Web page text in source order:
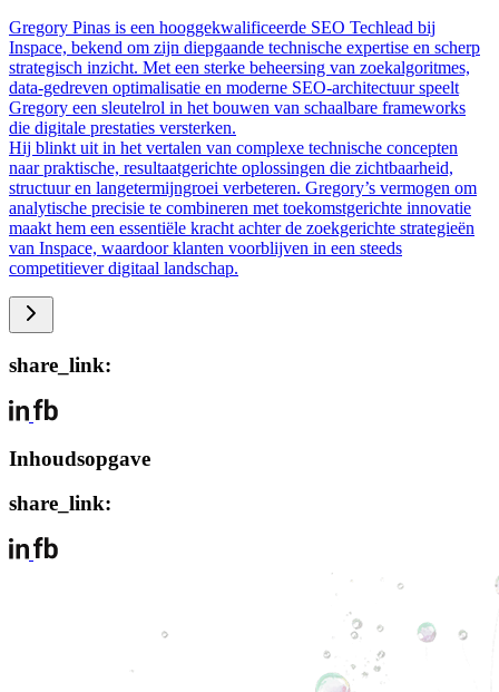
Gregory Pinas is een hooggekwalificeerde SEO Techlead bij
Inspace, bekend om zijn diepgaande technische expertise en scherp
strategisch inzicht. Met een sterke beheersing van zoekalgoritmes,
data-gedreven optimalisatie en moderne SEO-architectuur speelt
Gregory een sleutelrol in het bouwen van schaalbare frameworks
die digitale prestaties versterken.
Hij blinkt uit in het vertalen van complexe technische concepten
naar praktische, resultaatgerichte oplossingen die zichtbaarheid,
structuur en langetermijngroei verbeteren. Gregory’s vermogen om
analytische precisie te combineren met toekomstgerichte innovatie
maakt hem een essentiële kracht achter de zoekgerichte strategieën
van Inspace, waardoor klanten voorblijven in een steeds
competitiever digitaal landschap.
share_link:
Inhoudsopgave
share_link: